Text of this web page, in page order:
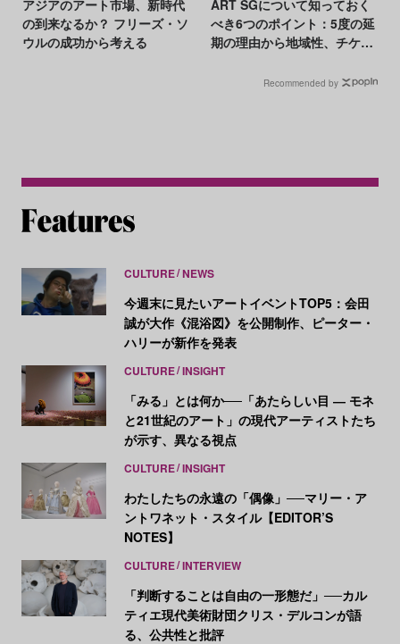
アジアのアート市場、新時代
の到来なるか？ フリーズ・ソ
ウルの成功から考える
ART SGについて知っておく
べき6つのポイント：5度の延
期の理由から地域性、チケッ
Recommended by
CULTURE NEWS
今週末に見たいアートイベントTOP5：会田
誠が大作《混浴図》を公開制作、ピーター・
ハリーが新作を発表
CULTURE INSIGHT
「みる」とは何か──「あたらしい目 ― モネ
と21世紀のアート」の現代アーティストたち
が示す、異なる視点
CULTURE INSIGHT
わたしたちの永遠の「偶像」──マリー・ア
ントワネット・スタイル【EDITOR’S
NOTES】
CULTURE INTERVIEW
「判断することは自由の一形態だ」──カル
ティエ現代美術財団クリス・デルコンが語
る、公共性と批評